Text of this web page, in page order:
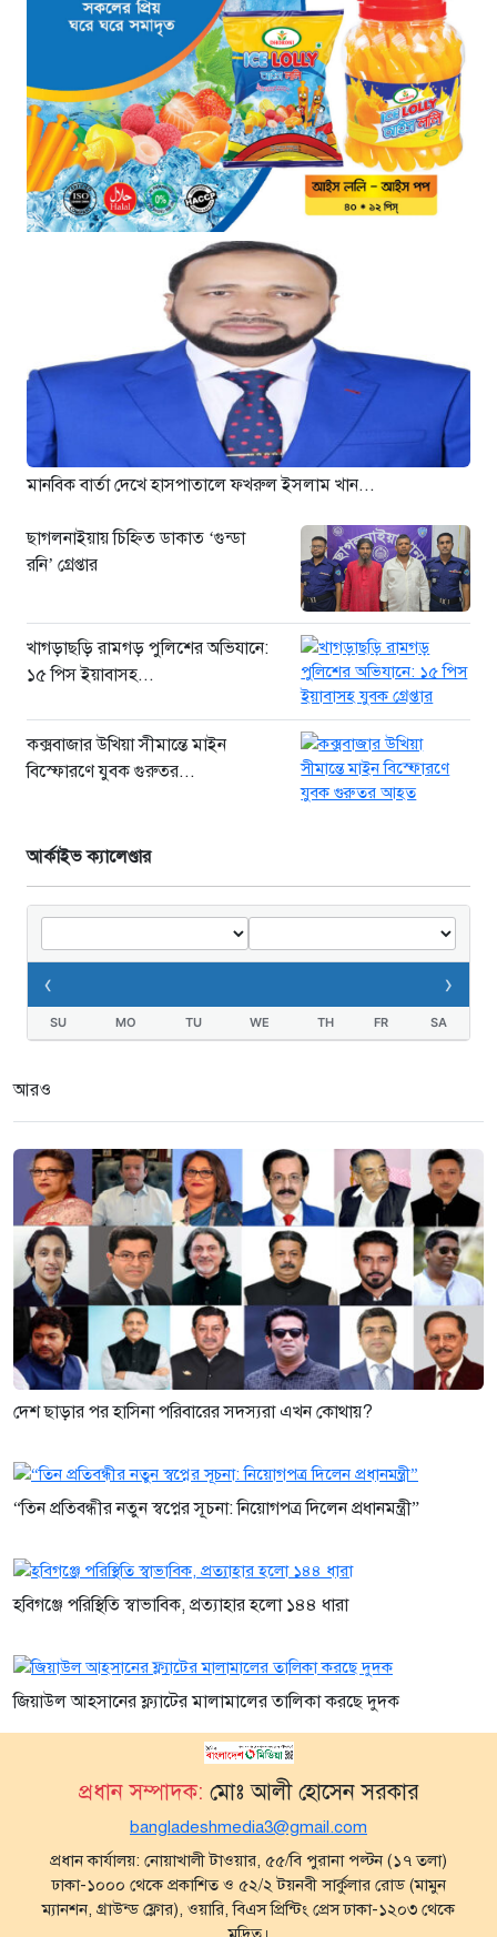
আন্তর্জাতিক অপরাধ ট্রাইব্যুনালের
বিচারক দল
৩ ঘণ্টা আগে
জুলাই জাদুঘরে দলীয় ইতিহাসের ঠাঁই
হবে না: নাহিদ ইসলাম
৩ ঘণ্টা আগে
ড্যাবের বর্ণাঢ্য চিকিৎসক সমাবেশে
প্রধান অতিথি হিসেবে যোগ দিলেন
প্রধানমন্ত্রী তারেক রহমান
৪ ঘণ্টা আগে
ঢাকা-ময়মনসিংহ রেলপথে বগি
লাইনচ্যুত: ট্রেন চলাচল স্বাভাবিক
২২ ঘণ্টা আগে
“হাম উপসর্গে আরও তিনজনের মৃত্যু,
নতুন আক্রান্ত ১২১৮”
২২ ঘণ্টা আগে
মানবিক বার্তা দেখে হাসপাতালে ফখরুল ইসলাম খান...
ছাগলনাইয়ায় চিহ্নিত ডাকাত ‘গুন্ডা
রনি’ গ্রেপ্তার
খাগড়াছড়ি রামগড় পুলিশের অভিযানে:
১৫ পিস ইয়াবাসহ...
কক্সবাজার উখিয়া সীমান্তে মাইন
বিস্ফোরণে যুবক গুরুতর...
আর্কাইভ ক্যালেণ্ডার
‹ ›
SU MO TU WE TH FR SA
আরও
দেশ ছাড়ার পর হাসিনা পরিবারের সদস্যরা এখন কোথায়?
“তিন প্রতিবন্ধীর নতুন স্বপ্নের সূচনা: নিয়োগপত্র দিলেন প্রধানমন্ত্রী”
হবিগঞ্জে পরিস্থিতি স্বাভাবিক, প্রত্যাহার হলো ১৪৪ ধারা
জিয়াউল আহসানের ফ্ল্যাটের মালামালের তালিকা করছে দুদক
প্রধান সম্পাদক: মোঃ আলী হোসেন সরকার
bangladeshmedia3@gmail.com
প্রধান কার্যালয়: নোয়াখালী টাওয়ার, ৫৫/বি পুরানা পল্টন (১৭ তলা)
ঢাকা-১০০০ থেকে প্রকাশিত ও ৫২/২ টয়নবী সার্কুলার রোড (মামুন
ম্যানশন, গ্রাউন্ড ফ্লোর), ওয়ারি, বিএস প্রিন্টিং প্রেস ঢাকা-১২০৩ থেকে